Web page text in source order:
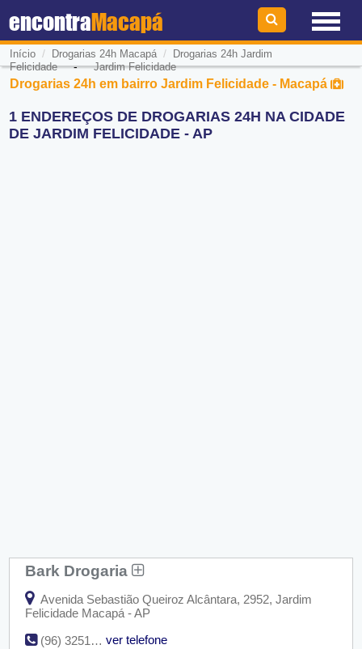
encontraMacapá
Início / Drogarias 24h Macapá/
Drogarias 24h Jardim
Felicidade-Jardim Felicidade
Drogarias 24h em bairro Jardim Felicidade - Macapá
1 ENDEREÇOS DE DROGARIAS 24H NA CIDADE
DE JARDIM FELICIDADE - AP
Bark Drogaria
Avenida Sebastião Queiroz Alcântara, 2952, Jardim
Felicidade Macapá - AP
(96) 3251-1106
ver telefone